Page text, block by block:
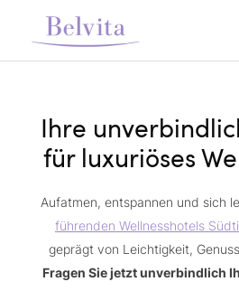
Ihre
für luxuriöses
Aufatmen, entspannen und sich
führenden Wellnesshotels
geprägt von Leichtigkeit,
Fragen Sie jetzt unverbindlich